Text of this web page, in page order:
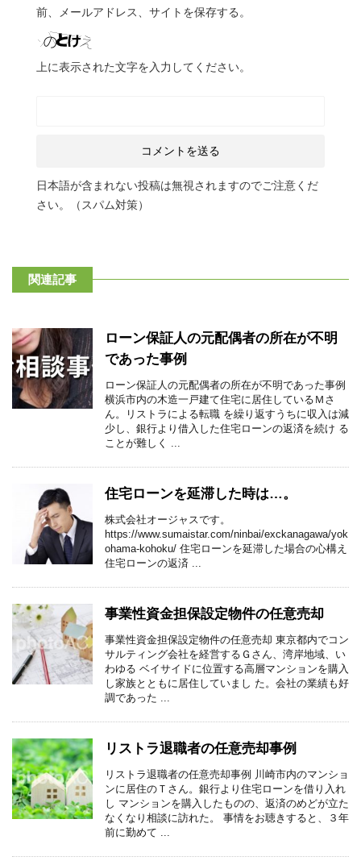
前、メールアドレス、サイトを保存する。
上に表示された文字を入力してください。
日本語が含まれない投稿は無視されますのでご注意くだ
さい。（スパム対策）
関連記事
ローン保証人の元配偶者の所在が不明
であった事例
ローン保証人の元配偶者の所在が不明であった事例
横浜市内の木造一戸建て住宅に居住しているＭさ
ん。リストラによる転職 を繰り返すうちに収入は減
少し、銀行より借入した住宅ローンの返済を続け る
ことが難しく ...
住宅ローンを延滞した時は…。
株式会社オージャスです。
https://www.sumaistar.com/ninbai/exckanagawa/yok
ohama-kohoku/ 住宅ローンを延滞した場合の心構え
住宅ローンの返済 ...
事業性資金担保設定物件の任意売却
事業性資金担保設定物件の任意売却 東京都内でコン
サルティング会社を経営するＧさん、湾岸地域、い
わゆる ベイサイドに位置する高層マンションを購入
し家族とともに居住していまし た。会社の業績も好
調であった ...
リストラ退職者の任意売却事例
リストラ退職者の任意売却事例 川崎市内のマンショ
ンに居住のＴさん。銀行より住宅ローンを借り入れ
し マンションを購入したものの、返済のめどが立た
なくなり相談に訪れた。 事情をお聴きすると、３年
前に勤めて ...